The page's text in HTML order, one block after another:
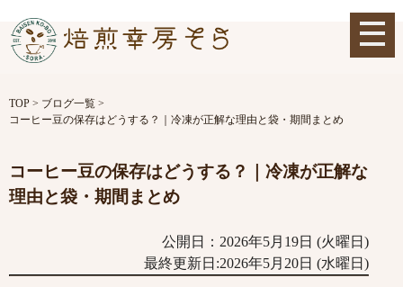
TOP > ブログ一覧 >
コーヒー豆の保存はどうする？｜冷凍が正解な理由と袋・期間まとめ
コーヒー豆の保存はどうする？｜冷凍が正解な
理由と袋・期間まとめ
公開日：2026年5月19日 (火曜日)
最終更新日:2026年5月20日 (水曜日)